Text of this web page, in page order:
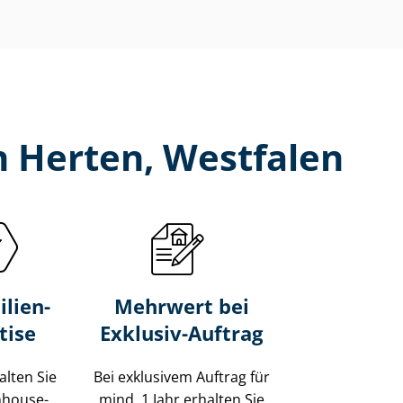
Westfalen
Sie
Mehrwert bei
Exklusiv-Auftrag
Bei exklusivem Auftrag für